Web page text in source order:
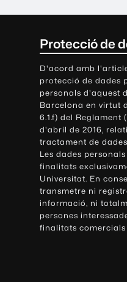
Protecció de
D'acord amb
protecció de dades
personals d'aquest
Barcelona en virtut
6.1.f) del Reglament
d'abril de 2016,
tractament de
Les dades
finalitats
Universitat. En
transmetre ni
informació, ni
persones
finalitats